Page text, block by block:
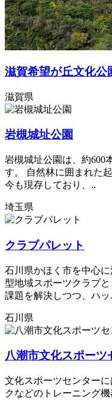
滋賀希望が丘文化公
滋賀県
岩槻城址公園
岩槻城址公園は、約600
す。 自然林に囲まれた
今も現存しており、..
埼玉県
クラブパレット
石川県かほく市を中心
型地域スポーツクラブ
課題を解決しつつ、ハッ
石川県
八潮市文化スポーツ
文化スポーツセンター
クなどのトレーニング